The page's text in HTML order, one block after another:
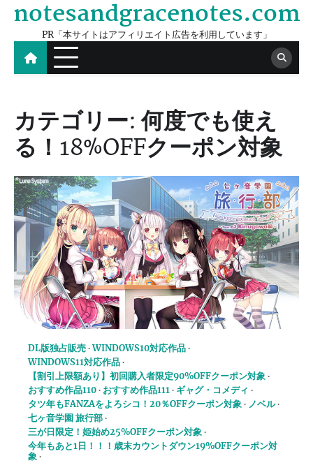
Skip
content
notesandgracenotes.com
PR「本サイトはアフィリエイト広告を利用しています」
カテゴリー:何度でも使え
る！18%OFFクーポン対象
DL版独占販売 WINDOWS10対応作品
WINDOWS11対応作品
【割引上限額あり】初回購入者限定90%OFFクーポン対象
おすすめ作品110
おすすめ作品111
ギャグ・コメディ
タツ年もFANZAをよろシコ！20％OFFクーポン対象
ノベル
七ヶ音学園 旅行部
三が日限定！姫始め25%OFFクーポン対象
今年もあと1日！！！歳末カウントダウン19%OFFクーポン対
象